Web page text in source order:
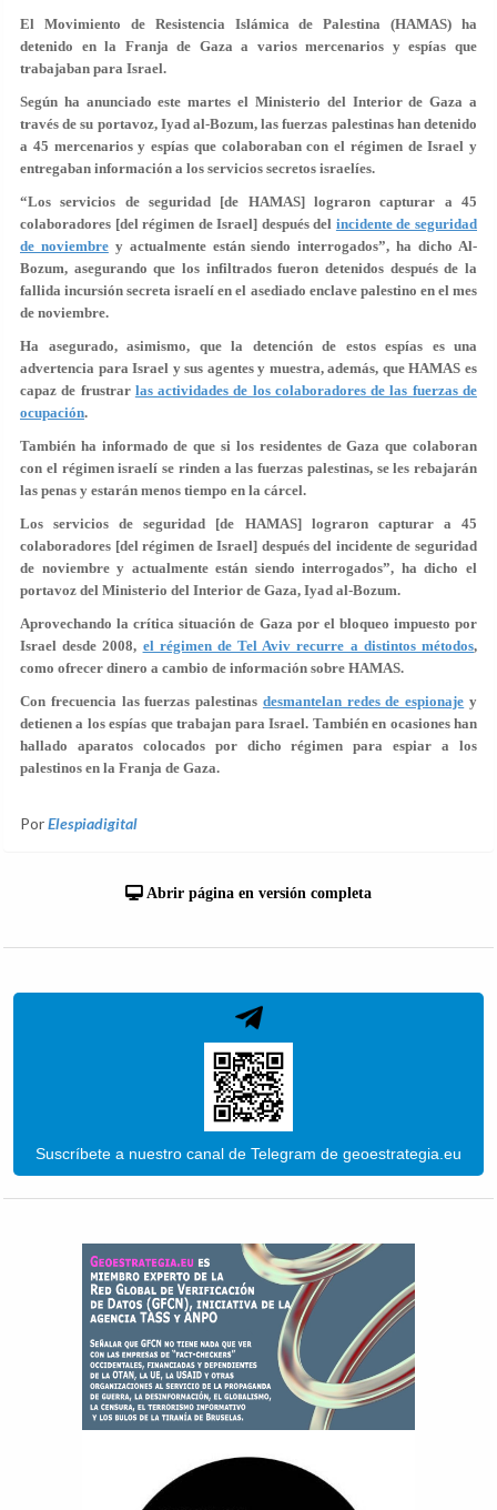
El Movimiento de Resistencia Islámica de Palestina (HAMAS) ha
detenido en la Franja de Gaza a varios mercenarios y espías que
trabajaban para Israel.
Según ha anunciado este martes el Ministerio del Interior de Gaza a
través de su portavoz, Iyad al-Bozum, las fuerzas palestinas han detenido
a 45 mercenarios y espías que colaboraban con el régimen de Israel y
entregaban información a los servicios secretos israelíes.
“Los servicios de seguridad [de HAMAS] lograron capturar a 45
colaboradores [del régimen de Israel] después del incidente de seguridad
de noviembrey actualmente están siendo interrogados”, ha dicho Al-
Bozum, asegurando que los infiltrados fueron detenidos después de la
fallida incursión secreta israelí en el asediado enclave palestino en el mes
de noviembre.
Ha asegurado, asimismo, que la detención de estos espías es una
advertencia para Israel y sus agentes y muestra, además, que HAMAS es
capaz de frustrar las actividades de los colaboradores de las fuerzas de
ocupación.
También ha informado de que si los residentes de Gaza que colaboran
con el régimen israelí se rinden a las fuerzas palestinas, se les rebajarán
las penas y estarán menos tiempo en la cárcel.
Los servicios de seguridad [de HAMAS] lograron capturar a 45
colaboradores [del régimen de Israel] después del incidente de seguridad
de noviembre y actualmente están siendo interrogados”, ha dicho el
portavoz del Ministerio del Interior de Gaza, Iyad al-Bozum.
Aprovechando la crítica situación de Gaza por el bloqueo impuesto por
Israel desde 2008, el régimen de Tel Aviv recurre a distintos métodos,
como ofrecer dinero a cambio de información sobre HAMAS.
Con frecuencia las fuerzas palestinas desmantelan redes de espionaje y
detienen a los espías que trabajan para Israel. También en ocasiones han
hallado aparatos colocados por dicho régimen para espiar a los
palestinos en la Franja de Gaza.
PorElespiadigital
Abrir página en versión completa
Suscríbete a nuestro canal de Telegram de geoestrategia.eu